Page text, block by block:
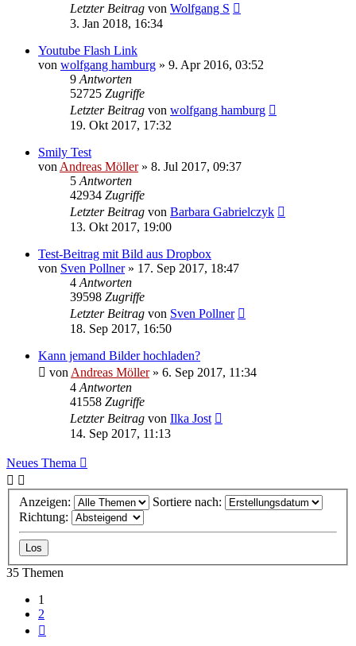
Letzter Beitrag von Wolfgang S
3. Jan 2018, 16:34
Youtube Flash Link
von wolfgang hamburg » 9. Apr 2016, 03:52
9 Antworten
52725 Zugriffe
Letzter Beitrag von wolfgang hamburg
19. Okt 2017, 17:32
Smily Test
von Andreas Möller» 8. Jul 2017, 09:37
5 Antworten
42934 Zugriffe
Letzter Beitrag von Barbara Gabrielczyk
13. Okt 2017, 19:00
Test-Beitrag mit Bild aus Dropbox
von Sven Pollner» 17. Sep 2017, 18:47
4 Antworten
39598 Zugriffe
Letzter Beitrag von Sven Pollner
18. Sep 2017, 16:50
Kann jemand Bilder hochladen?
von Andreas Möller» 6. Sep 2017, 11:34
4 Antworten
41558 Zugriffe
Letzter Beitrag von Ilka Jost
14. Sep 2017, 11:13
Neues Thema
Anzeigen:
Sortiere nach:
Richtung:
35 Themen
1
2